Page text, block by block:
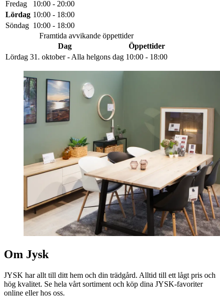
Fredag
10:00 - 20:00
Lördag 10:00 - 18:00
Söndag 10:00 - 18:00
Framtida avvikande öppettider
Dag
Öppettider
Lördag 31. oktober - Alla helgons dag 10:00 - 18:00
Om Jysk
JYSK har allt till ditt hem och din trädgård. Alltid till ett lågt pris och
hög kvalitet. Se hela vårt sortiment och köp dina JYSK-favoriter
online eller hos oss.